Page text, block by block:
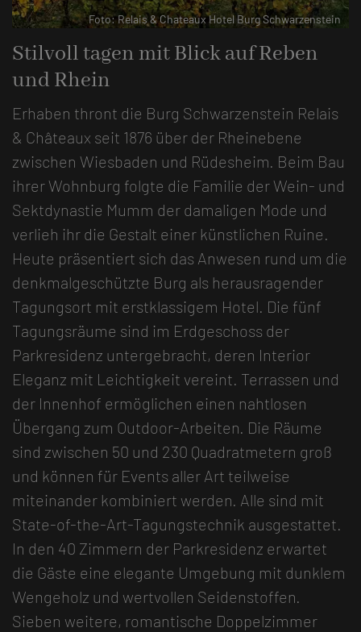
Foto: Relais & Chateaux Hotel Burg
Stilvoll tagen mit Blick auf Reben
und Rhein
Erhaben thront die Burg Schwarzenstein Relais
& Châteaux seit 1876 über der Rheinebene
zwischen Wiesbaden und Rüdesheim. Beim Bau
ihrer Wohnburg folgte die Familie der Wein- und
Sektdynastie Mumm der damaligen Mode und
verlieh ihr die Gestalt einer künstlichen Ruine.
Heute präsentiert sich das Anwesen rund um die
denkmalgeschützte Burg als herausragender
Tagungsort mit erstklassigem Hotel. Die fünf
Tagungsräume sind im Erdgeschoss der
Parkresidenz untergebracht, deren Interior
Eleganz mit Leichtigkeit vereint. Terrassen und
der Innenhof ermöglichen einen nahtlosen
Übergang zum Outdoor-Arbeiten. Die Räume
sind zwischen 50 und 230 Quadratmetern groß
und können für Events aller Art teilweise
miteinander kombiniert werden. Alle sind mit
State-of-the-Art-Tagungstechnik ausgestattet.
In den 40 Zimmern der Parkresidenz erwartet
die Gäste eine elegante Umgebung mit dunklem
Wengeholz und wertvollen Seidenstoffen.
Sieben weitere, romantische Doppelzimmer